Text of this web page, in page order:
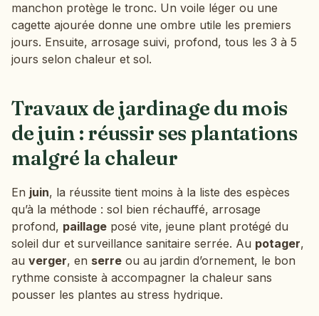
manchon protège le tronc. Un voile léger ou une
cagette ajourée donne une ombre utile les premiers
jours. Ensuite, arrosage suivi, profond, tous les 3 à 5
jours selon chaleur et sol.
Travaux de jardinage du mois
de juin : réussir ses plantations
malgré la chaleur
En juin, la réussite tient moins à la liste des espèces
qu’à la méthode : sol bien réchauffé, arrosage
profond, paillage posé vite, jeune plant protégé du
soleil dur et surveillance sanitaire serrée. Au potager,
au verger, en serre ou au jardin d’ornement, le bon
rythme consiste à accompagner la chaleur sans
pousser les plantes au stress hydrique.